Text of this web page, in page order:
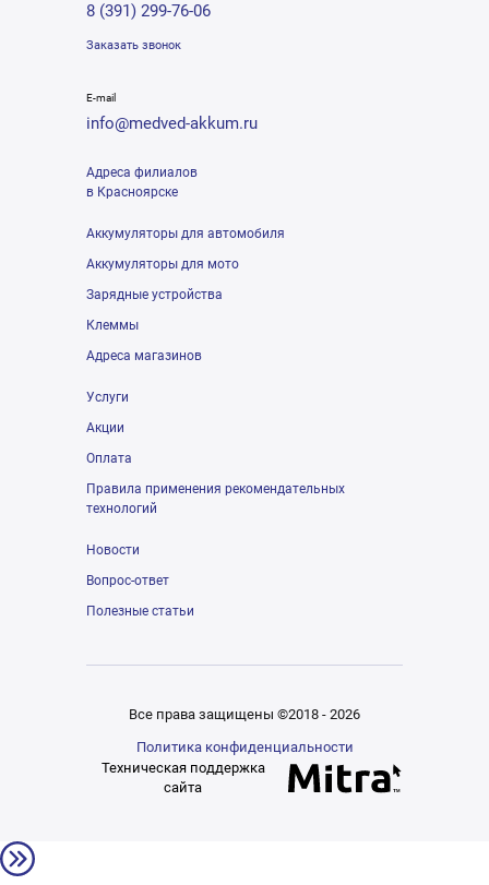
8 (391) 299-76-06
Заказать звонок
E-mail
info@medved-akkum.ru
Адреса филиалов
в Красноярске
Аккумуляторы для автомобиля
Аккумуляторы для мото
Зарядные устройства
Клеммы
Адреса магазинов
Услуги
Акции
Оплата
Правила применения рекомендательных
технологий
Новости
Вопрос-ответ
Полезные статьи
Все права защищены ©2018 - 2026
Политика конфиденциальности
Техническая поддержка
сайта